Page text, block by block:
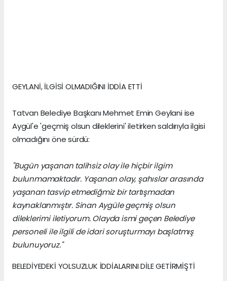
GEYLANİ, İLGİSİ OLMADIĞINI İDDİA ETTİ
Tatvan Belediye Başkanı Mehmet Emin Geylani ise
Aygül'e 'geçmiş olsun dileklerini' iletirken saldırıyla ilgisi
olmadığını öne sürdü:
"Bugün yaşanan talihsiz olay ile hiçbir ilgim
bulunmamaktadır. Yaşanan olay, şahıslar arasında
yaşanan tasvip etmediğmiz bir tartışmadan
kaynaklanmıştır. Sinan Aygüle geçmiş olsun
dileklerimi iletiyorum. Olayda ismi geçen Belediye
personeli ile ilgili de idari soruşturmayı başlatmış
bulunuyoruz."
BELEDİYEDEKİ YOLSUZLUK İDDİALARINI DİLE GETİRMİŞTİ